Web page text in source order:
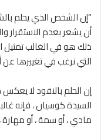
“إن الشخص الذي يحلم
أن يشعر بعدم الاستقرار
ذلك هو في الغالب
التي نرغب في تغييرها عن
إن الحلم بالنقود لا
السيدة كوسيان ، فإنه
مادي ، أو سمة ، أو مهارة